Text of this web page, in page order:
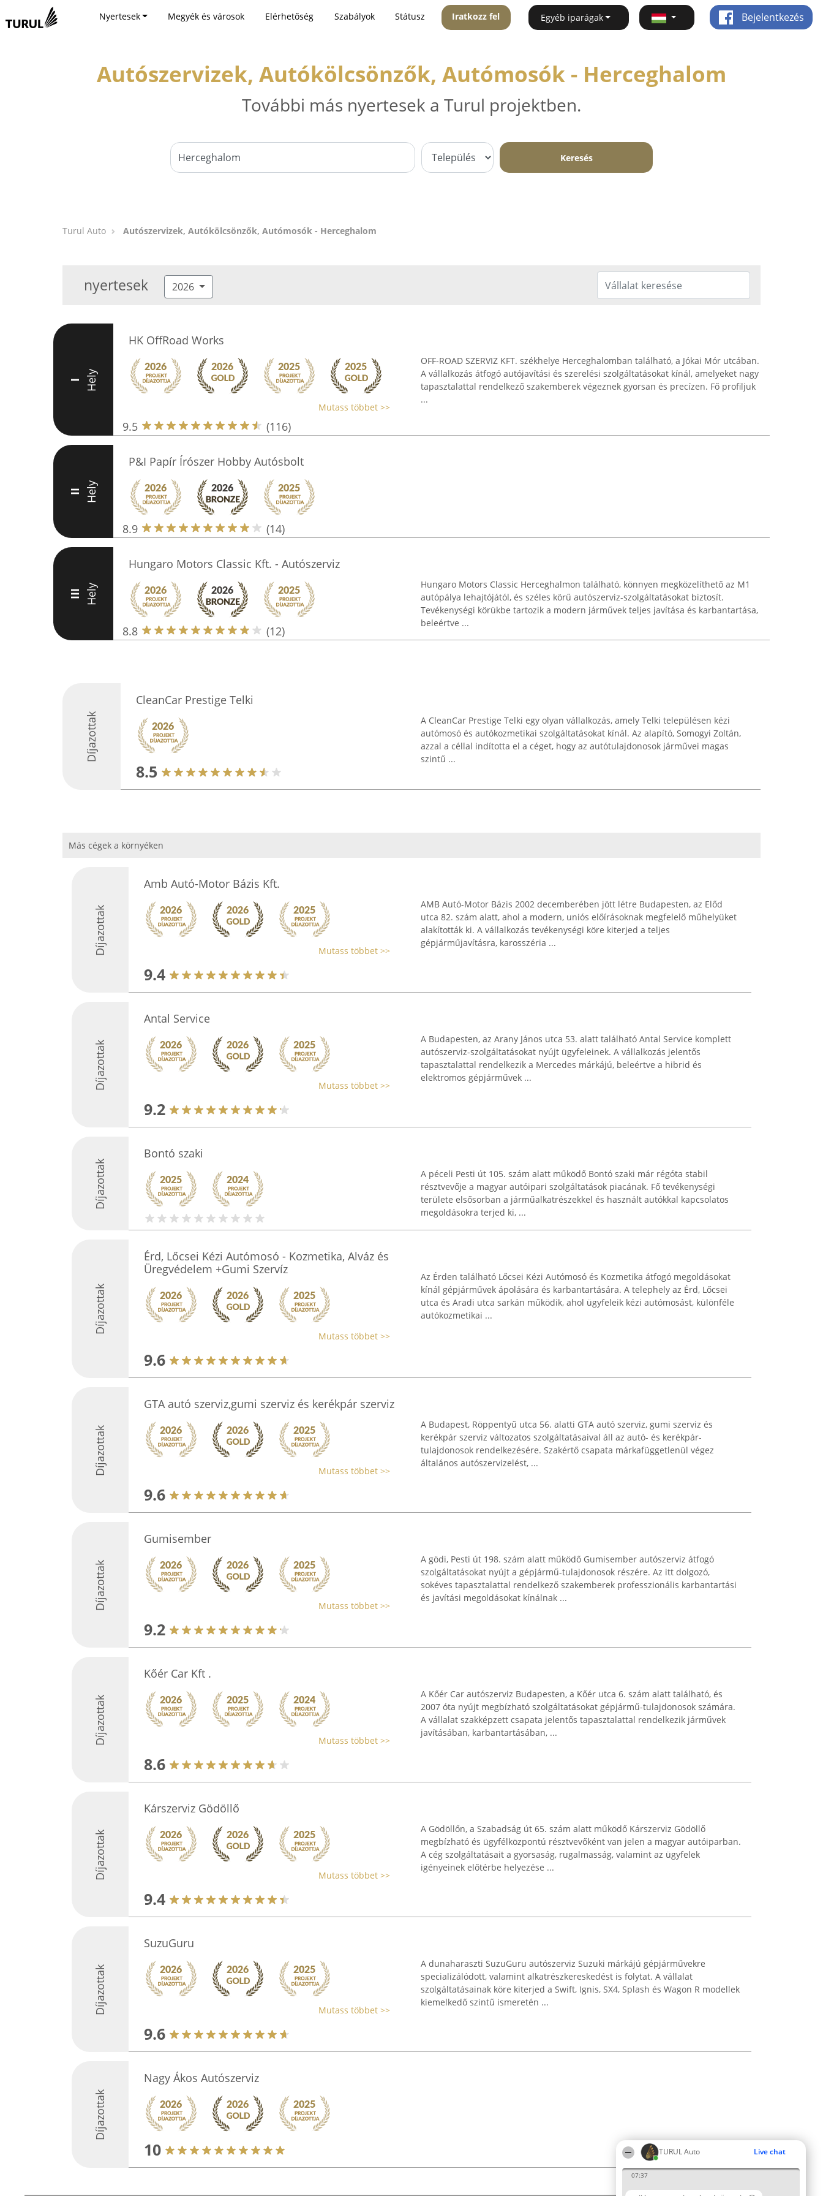
TURUL Auto Live chat
07:37
Nyertesek Megyék és városok Elérhetőség Szabályok Státusz Iratkozz fel Egyéb iparágak Bejelentkezés
Autószervizek, Autókölcsönzők, Autómosók - Herceghalom
További más nyertesek a Turul projektben.
Keresés
Turul Auto Autószervizek, Autókölcsönzők, Autómosók - Herceghalom
nyertesek 2026
I Hely
HK OffRoad Works
Mutass többet >>
9.5 (116)
OFF-ROAD SZERVIZ KFT. székhelye Herceghalomban található, a Jókai Mór utcában.
A vállalkozás átfogó autójavítási és szerelési szolgáltatásokat kínál, amelyeket nagy
tapasztalattal rendelkező szakemberek végeznek gyorsan és precízen. Fő profiljuk
...
II Hely
P&I Papír Írószer Hobby Autósbolt
8.9 (14)
III Hely
Hungaro Motors Classic Kft. - Autószerviz
8.8 (12)
Hungaro Motors Classic Herceghalmon található, könnyen megközelíthető az M1
autópálya lehajtójától, és széles körű autószerviz-szolgáltatásokat biztosít.
Tevékenységi körükbe tartozik a modern járművek teljes javítása és karbantartása,
beleértve ...
Díjazottak
CleanCar Prestige Telki
8.5
A CleanCar Prestige Telki egy olyan vállalkozás, amely Telki településen kézi
autómosó és autókozmetikai szolgáltatásokat kínál. Az alapító, Somogyi Zoltán,
azzal a céllal indította el a céget, hogy az autótulajdonosok járművei magas
szintű ...
Más cégek a környéken
Díjazottak
Amb Autó-Motor Bázis Kft.
Mutass többet >>
9.4
AMB Autó-Motor Bázis 2002 decemberében jött létre Budapesten, az Előd
utca 82. szám alatt, ahol a modern, uniós előírásoknak megfelelő műhelyüket
alakították ki. A vállalkozás tevékenységi köre kiterjed a teljes
gépjárműjavításra, karosszéria ...
Díjazottak
Antal Service
Mutass többet >>
9.2
A Budapesten, az Arany János utca 53. alatt található Antal Service komplett
autószerviz-szolgáltatásokat nyújt ügyfeleinek. A vállalkozás jelentős
tapasztalattal rendelkezik a Mercedes márkájú, beleértve a hibrid és
elektromos gépjárművek ...
Díjazottak
Bontó szaki
A péceli Pesti út 105. szám alatt működő Bontó szaki már régóta stabil
résztvevője a magyar autóipari szolgáltatások piacának. Fő tevékenységi
területe elsősorban a járműalkatrészekkel és használt autókkal kapcsolatos
megoldásokra terjed ki, ...
Díjazottak
Érd, Lőcsei Kézi Autómosó - Kozmetika, Alváz és
Üregvédelem +Gumi Szervíz
Mutass többet >>
9.6
Az Érden található Lőcsei Kézi Autómosó és Kozmetika átfogó megoldásokat
kínál gépjárművek ápolására és karbantartására. A telephely az Érd, Lőcsei
utca és Aradi utca sarkán működik, ahol ügyfeleik kézi autómosást, különféle
autókozmetikai ...
Díjazottak
GTA autó szerviz,gumi szerviz és kerékpár szerviz
Mutass többet >>
9.6
A Budapest, Röppentyű utca 56. alatti GTA autó szerviz, gumi szerviz és
kerékpár szerviz változatos szolgáltatásaival áll az autó- és kerékpár-
tulajdonosok rendelkezésére. Szakértő csapata márkafüggetlenül végez
általános autószervizelést, ...
Díjazottak
Gumisember
Mutass többet >>
9.2
A gödi, Pesti út 198. szám alatt működő Gumisember autószerviz átfogó
szolgáltatásokat nyújt a gépjármű-tulajdonosok részére. Az itt dolgozó,
sokéves tapasztalattal rendelkező szakemberek professzionális karbantartási
és javítási megoldásokat kínálnak ...
Díjazottak
Kőér Car Kft .
Mutass többet >>
8.6
A Kőér Car autószerviz Budapesten, a Kőér utca 6. szám alatt található, és
2007 óta nyújt megbízható szolgáltatásokat gépjármű-tulajdonosok számára.
A vállalat szakképzett csapata jelentős tapasztalattal rendelkezik járművek
javításában, karbantartásában, ...
Díjazottak
Kárszerviz Gödöllő
Mutass többet >>
9.4
A Gödöllőn, a Szabadság út 65. szám alatt működő Kárszerviz Gödöllő
megbízható és ügyfélközpontú résztvevőként van jelen a magyar autóiparban.
A cég szolgáltatásait a gyorsaság, rugalmasság, valamint az ügyfelek
igényeinek előtérbe helyezése ...
Díjazottak
SuzuGuru
Mutass többet >>
9.6
A dunaharaszti SuzuGuru autószerviz Suzuki márkájú gépjárművekre
specializálódott, valamint alkatrészkereskedést is folytat. A vállalat
szolgáltatásainak köre kiterjed a Swift, Ignis, SX4, Splash és Wagon R modellek
kiemelkedő szintű ismeretén ...
Díjazottak
Nagy Ákos Autószerviz
10